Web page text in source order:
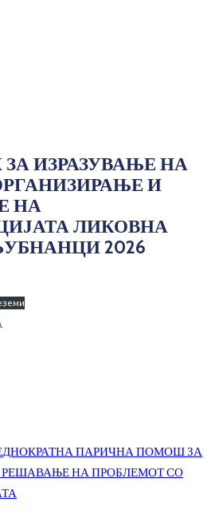
ИЗРАЗУВАЊЕ НА
И
НА
ЛИКОВНА
2026
ПАРИЧНА ПОМОШ ЗА
РЕШАВАЊЕ НА ПРОБЛЕМОТ СО